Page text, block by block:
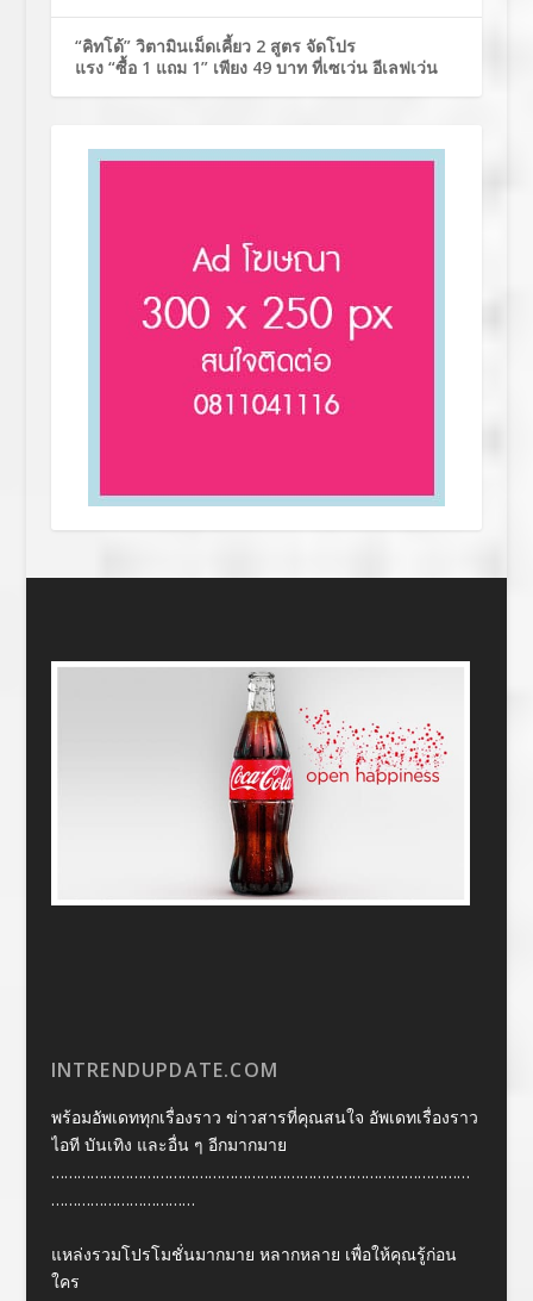
“คิทโด้” วิตามินเม็ดเคี้ยว 2 สูตร จัดโปร
แรง “ซื้อ 1 แถม 1” เพียง 49 บาท ที่เซเว่น อีเลฟเว่น
INTRENDUPDATE.COM
พร้อมอัพเดททุกเรื่องราว ข่าวสารที่คุณสนใจ อัพเดทเรื่องราว
ไอที บันเทิง และอื่น ๆ อีกมากมาย
……………………………………………………………………………………
……………………………
แหล่งรวมโปรโมชั่นมากมาย หลากหลาย เพื่อให้คุณรู้ก่อน
ใคร